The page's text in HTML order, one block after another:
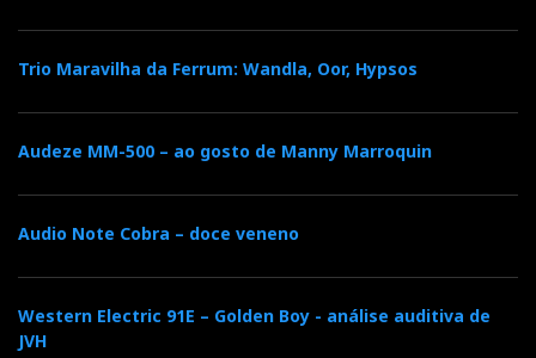
Trio Maravilha da Ferrum: Wandla, Oor, Hypsos
Audeze MM-500 – ao gosto de Manny Marroquin
Audio Note Cobra – doce veneno
Western Electric 91E – Golden Boy - análise auditiva de
JVH